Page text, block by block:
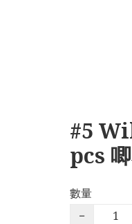
#5
pcs
數量
−